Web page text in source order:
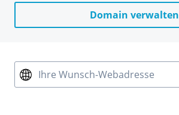
Domain verwalten
Ihre Wunsch-Webadresse